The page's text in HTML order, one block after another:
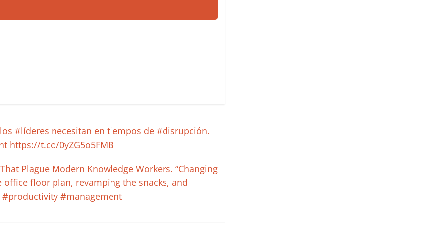
#líderes necesitan en tiempos de #disrupción.
https://t.co/0yZG5o5FMB
Plague Modern Knowledge Workers. “Changing
floor plan, revamping the snacks, and
#management